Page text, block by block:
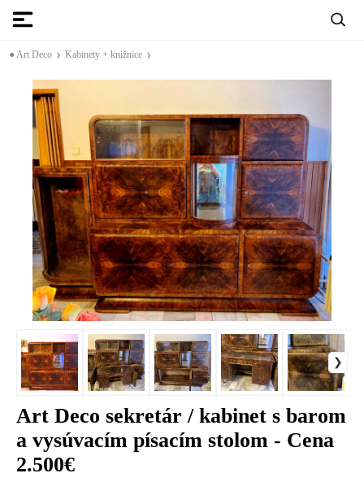
● Art Deco Kabinety + knižnice
Art Deco sekretár / kabinet s barom
a vysúvacím písacím stolom - Cena
2.500€